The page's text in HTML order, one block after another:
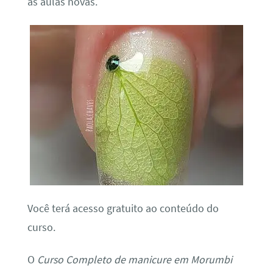
Você terá acesso gratuito ao conteúdo do
curso.
O Curso Completo de manicure em Morumbi